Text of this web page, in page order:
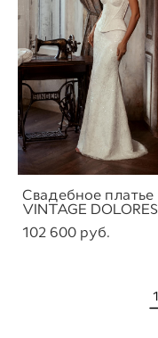
Свадебное платье
VINTAGE DOLORES
102 600 pуб.
1